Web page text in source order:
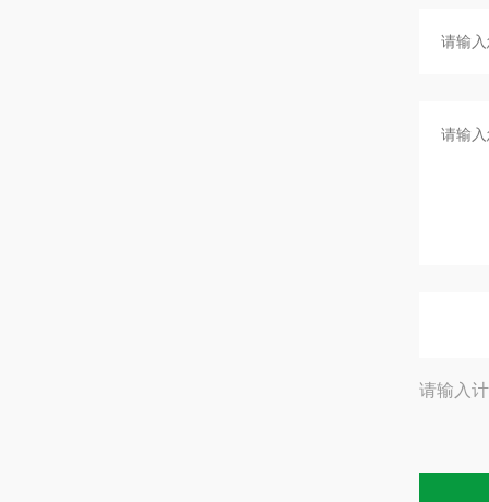
请输入